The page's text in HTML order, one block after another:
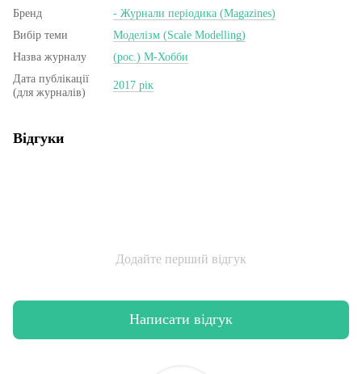
Бренд
- Журнали періодика (Magazines)
Вибір теми
Моделізм (Scale Modelling)
Назва журналу
(рос.) М-Хобби
Дата публікації
(для журналів)
2017 рік
Відгуки
Додайте перший відгук
Написати відгук